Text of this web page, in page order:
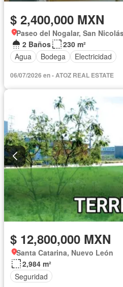
$ 2,400,000 MXN
Paseo del Nogalar, San
2 Baños
230 m²
Agua
Bodega Electricidad
06/07/2026 en - ATOZ REAL ESTATE
$ 12,800,000 MXN
Santa Catarina, Nuevo León
2,984 m²
Seguridad